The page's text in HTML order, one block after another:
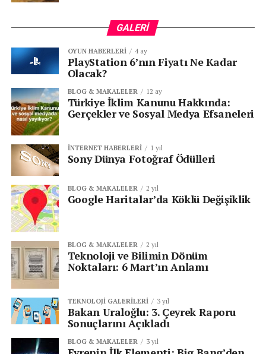
GALERI
OYUN HABERLERI 4 ay
PlayStation 6’nın Fiyatı Ne Kadar
Olacak?
BLOG & MAKALELER 12 ay
Türkiye İklim Kanunu Hakkında:
Gerçekler ve Sosyal Medya Efsaneleri
İNTERNET HABERLERI 1 yıl
Sony Dünya Fotoğraf Ödülleri
BLOG & MAKALELER 2 yıl
Google Haritalar’da Köklü Değişiklik
BLOG & MAKALELER 2 yıl
Teknoloji ve Bilimin Dönüm
Noktaları: 6 Mart’ın Anlamı
TEKNOLOJI GALERILERI 3 yıl
Bakan Uraloğlu: 3. Çeyrek Raporu
Sonuçlarını Açıkladı
BLOG & MAKALELER 3 yıl